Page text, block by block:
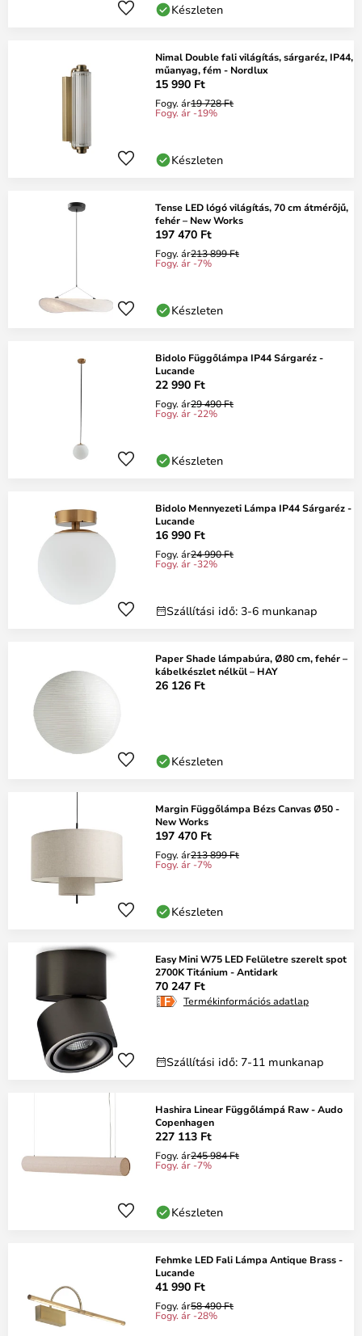
Készleten
Nimal Double fali világítás, sárgaréz, IP44,
műanyag, fém - Nordlux
15 990 Ft
Fogy. ár19 728 Ft
Fogy. ár -19%
Készleten
Tense LED lógó világítás, 70 cm átmérőjű,
fehér – New Works
197 470 Ft
Fogy. ár213 899 Ft
Fogy. ár -7%
Készleten
Bidolo Függőlámpa IP44 Sárgaréz -
Lucande
22 990 Ft
Fogy. ár29 490 Ft
Fogy. ár -22%
Készleten
Bidolo Mennyezeti Lámpa IP44 Sárgaréz -
Lucande
16 990 Ft
Fogy. ár24 990 Ft
Fogy. ár -32%
Szállítási idő: 3-6 munkanap
Paper Shade lámpabúra, Ø80 cm, fehér –
kábelkészlet nélkül – HAY
26 126 Ft
Készleten
Margin Függőlámpa Bézs Canvas Ø50 -
New Works
197 470 Ft
Fogy. ár213 899 Ft
Fogy. ár -7%
Készleten
Easy Mini W75 LED Felületre szerelt spot
2700K Titánium - Antidark
70 247 Ft
Termékinformációs adatlap
Szállítási idő: 7-11 munkanap
Hashira Linear Függőlámpá Raw - Audo
Copenhagen
227 113 Ft
Fogy. ár245 984 Ft
Fogy. ár -7%
Készleten
Fehmke LED Fali Lámpa Antique Brass -
Lucande
41 990 Ft
Fogy. ár58 490 Ft
Fogy. ár -28%